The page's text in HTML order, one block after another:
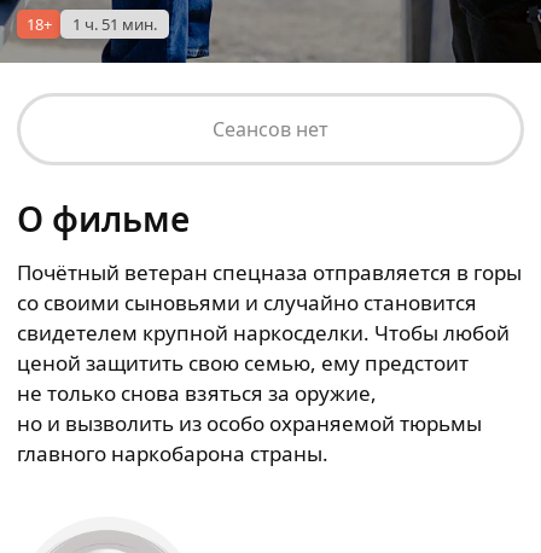
18+ 1 ч. 51 мин.
Сеансов нет
О фильме
Почётный ветеран спецназа отправляется в горы
со своими сыновьями и случайно становится
свидетелем крупной наркосделки. Чтобы любой
ценой защитить свою семью, ему предстоит
не только снова взяться за оружие,
но и вызволить из особо охраняемой тюрьмы
главного наркобарона страны.